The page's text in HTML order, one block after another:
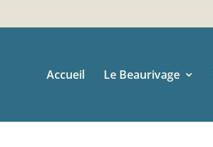
Accueil Le Beaurivage